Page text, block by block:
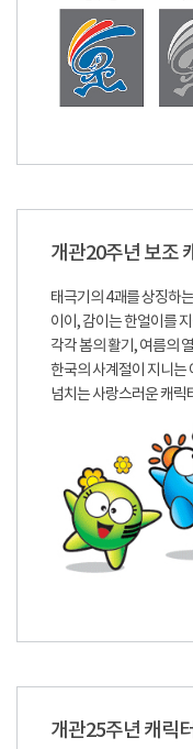
개관20주년 보조
태극기의 4괘를 상징하
이이, 감이는 한얼이를
각각 봄의 활기, 여름의
한국의 사계절이 지니는
넘치는 사랑스러운 캐릭
개관25주년 캐릭